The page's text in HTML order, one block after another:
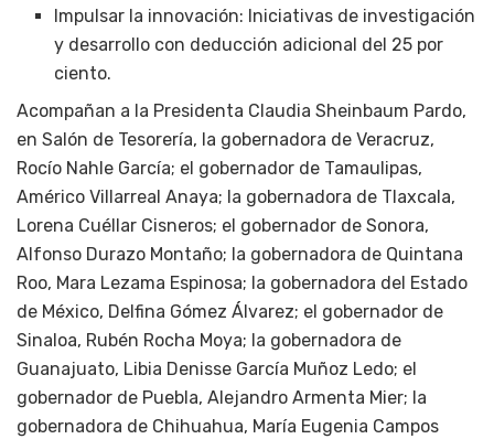
Impulsar la innovación: Iniciativas de investigación
y desarrollo con deducción adicional del 25 por
ciento.
Acompañan a la Presidenta Claudia Sheinbaum Pardo,
en Salón de Tesorería, la gobernadora de Veracruz,
Rocío Nahle García; el gobernador de Tamaulipas,
Américo Villarreal Anaya; la gobernadora de Tlaxcala,
Lorena Cuéllar Cisneros; el gobernador de Sonora,
Alfonso Durazo Montaño; la gobernadora de Quintana
Roo, Mara Lezama Espinosa; la gobernadora del Estado
de México, Delfina Gómez Álvarez; el gobernador de
Sinaloa, Rubén Rocha Moya; la gobernadora de
Guanajuato, Libia Denisse García Muñoz Ledo; el
gobernador de Puebla, Alejandro Armenta Mier; la
gobernadora de Chihuahua, María Eugenia Campos